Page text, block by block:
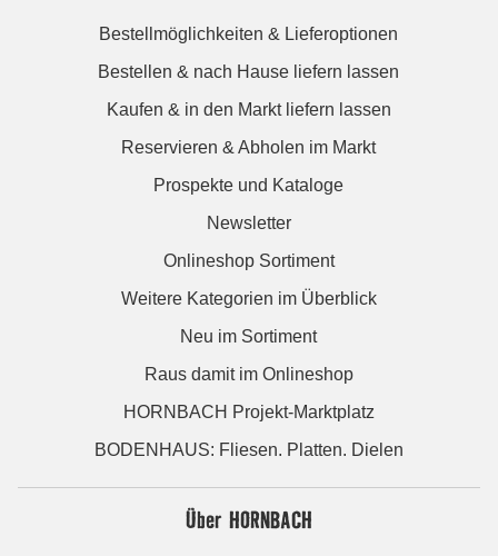
Bestellmöglichkeiten & Lieferoptionen
Bestellen & nach Hause liefern lassen
Kaufen & in den Markt liefern lassen
Reservieren & Abholen im Markt
Prospekte und Kataloge
Newsletter
Onlineshop Sortiment
Weitere Kategorien im Überblick
Neu im Sortiment
Raus damit im Onlineshop
HORNBACH Projekt-Marktplatz
BODENHAUS: Fliesen. Platten. Dielen
Über HORNBACH